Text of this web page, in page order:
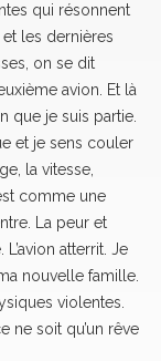
qui résonnent
les dernières
on se dit
avion. Et là
que je suis partie.
et je sens couler
la vitesse,
comme une
La peur et
L’avion atterrit. Je
nouvelle famille.
violentes.
ne soit qu’un rêve